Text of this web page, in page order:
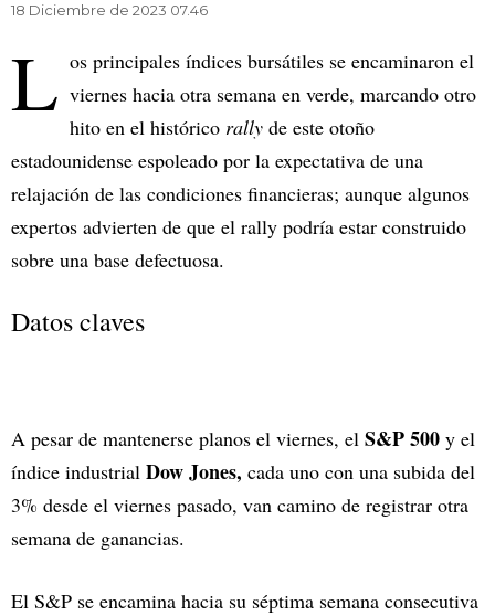
18 Diciembre de 2023 07.46
L os principales índices bursátiles se encaminaron el
viernes hacia otra semana en verde, marcando otro
hito en el histórico rally de este otoño
estadounidense espoleado por la expectativa de una
relajación de las condiciones financieras; aunque algunos
expertos advierten de que el rally podría estar construido
sobre una base defectuosa.
Datos claves
A pesar de mantenerse planos el viernes, el S&P 500 y el
índice industrial Dow Jones, cada uno con una subida del
3% desde el viernes pasado, van camino de registrar otra
semana de ganancias.
El S&P se encamina hacia su séptima semana consecutiva